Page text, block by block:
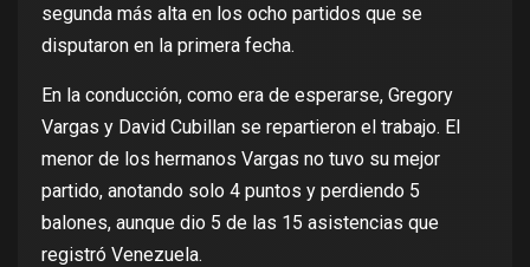
segunda más alta en los ocho partidos que se
disputaron en la primera fecha.
En la conducción, como era de esperarse, Gregory
Vargas y David Cubillan se repartieron el trabajo. El
menor de los hermanos Vargas no tuvo su mejor
partido, anotando solo 4 puntos y perdiendo 5
balones, aunque dio 5 de las 15 asistencias que
registró Venezuela.